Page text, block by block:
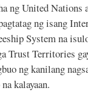
ng United Nations
ng isang
System na
Trust Territories
ng kanilang
kalayaan.